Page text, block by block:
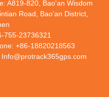
A819-820, Bao'an Wisdom
Road, Bao'an District,
755-23736321
+86-18820218563
Info@protrack365gps.com